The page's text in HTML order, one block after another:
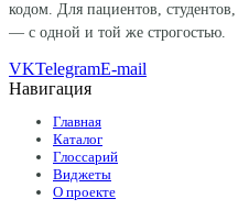
кодом. Для пациентов,
— с одной и той же строгостью.
VKTelegramE-mail
Навигация
Главная
Каталог
Глоссарий
Виджеты
О проекте